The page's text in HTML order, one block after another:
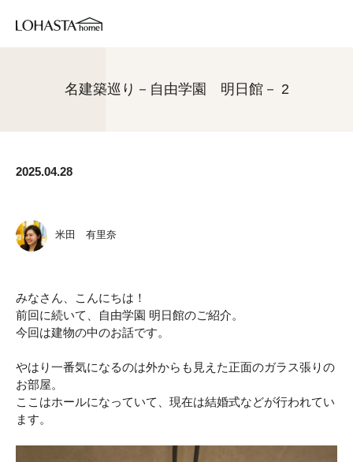
名建築巡り－自由学園 明日館－ 2
2025.04.28
米田 有里奈
みなさん、こんにちは！
前回に続いて、自由学園 明日館のご紹介。
今回は建物の中のお話です。
やはり一番気になるのは外からも見えた正面のガラス張りの
お部屋。
ここはホールになっていて、現在は結婚式などが行われてい
ます。